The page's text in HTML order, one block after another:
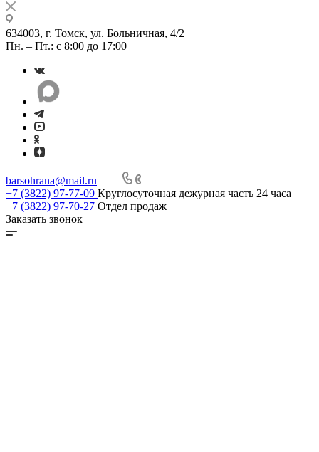
634003, г. Томск, ул. Больничная, 4/2
Пн. – Пт.: с 8:00 до 17:00
barsohrana@mail.ru
+7 (3822) 97-77-09 Круглосуточная дежурная часть 24 часа
+7 (3822) 97-70-27 Отдел продаж
Заказать звонок